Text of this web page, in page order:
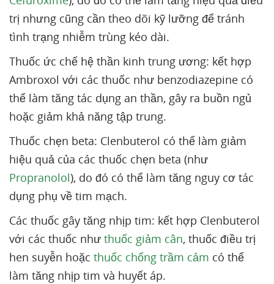
trị nhưng cũng cần theo dõi kỹ lưỡng để tránh
tình trạng nhiễm trùng kéo dài.
Thuốc ức chế hệ thần kinh trung ương: kết hợp
Ambroxol với các thuốc như benzodiazepine có
thể làm tăng tác dụng an thần, gây ra buồn ngủ
hoặc giảm khả năng tập trung.
Thuốc chẹn beta: Clenbuterol có thể làm giảm
hiệu quả của các thuốc chẹn beta (như
Propranolol), do đó có thể làm tăng nguy cơ tác
dụng phụ về tim mạch.
Các thuốc gây tăng nhịp tim: kết hợp Clenbuterol
với các thuốc như thuốc giảm cân, thuốc điều trị
hen suyễn hoặc thuốc chống trầm cảm có thể
làm tăng nhịp tim và huyết áp.